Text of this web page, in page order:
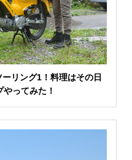
リング1！料理はその日
ってみた！